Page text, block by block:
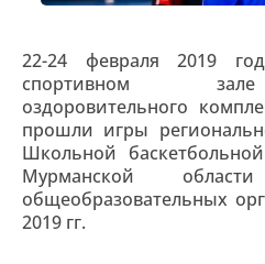
22-24 февраля 2019
спортивном
оздоровительного
прошли игры
Школьной
Мурманской
общеобразовательных
2019 гг.